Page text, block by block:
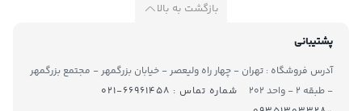
بازگشت به بالا
پشتیبانی
آدرس فروشگاه : تهران - چهار راه ولیعصر - خیابان بزرگمهر - مجتمع بزرگمهر
- طبقه ۲ - واحد ۲۰۲
شماره تماس : ۶۶۹۶۱۴۵۸-۰۲۱